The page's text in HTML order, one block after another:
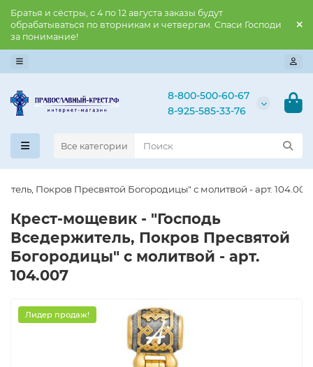
Братья и сёстры, с 4 по 12 августа заказы будут
обрабатываться по вторникам и четвергам. Спаси Господи
за понимание!
8-800-500-60-67
8-925-585-33-76
Все категории
Покров Пресвятой Богородицы" с молитвой - арт. 104.007
Крест-мощевик - "Господь
Вседержитель, Покров Пресвятой
Богородицы" с молитвой - арт.
104.007
Лидер продаж!